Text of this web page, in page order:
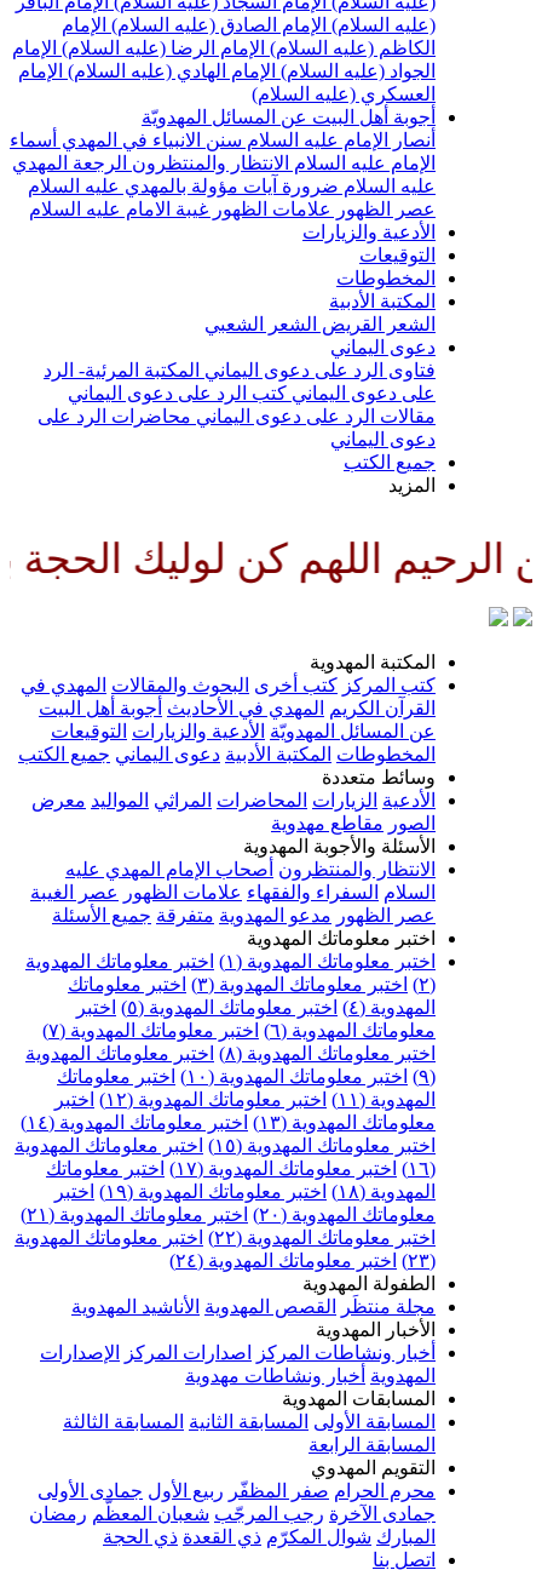
الإمام الصادق (عليه السلام) الإمام
(عليه السلام) الإمام الرضا (عليه السلام) الإمام
(عليه السلام) الإمام الهادي (عليه السلام) الإمام
(عليه السلام)
أهل البيت عن المسائل المهدويّة
الإمام عليه السلامسنن الانبياء في المهديأسماء
عليه السلامالانتظار والمنتظرونالرجعةالمهدي
السلام ضرورة آيات مؤولة بالمهدي عليه السلام
علامات الظهورغيبة الامام عليه السلام
والزيارات
الأدبية
الشعر الشعبي
اليماني
الرد على دعوى اليماني المكتبة المرئية- الرد
دعوى اليماني كتب الرد على دعوى اليماني
الرد على دعوى اليماني محاضرات الرد على
كن لوليك الحجة بن الحسن
المهدوية
كتب أخرى البحوث والمقالات المهدي في
المهدي في الأحاديث أجوبة أهل البيت
المسائل المهدويّة الأدعية والزيارات التوقيعات
المكتبة الأدبية دعوى اليماني جميع الكتب
متعددة
الزيارات المحاضرات المراثي المواليد معرض
مقاطع مهدوية
والأجوبة المهدوية
والمنتظرون أصحاب الإمام المهدي عليه
السفراء والفقهاء علامات الظهور عصر الغيبة
مدعو المهدوية متفرقة جميع الأسئلة
معلوماتك المهدوية
معلوماتك المهدوية (١)
اختبر معلوماتك المهدوية
اختبر معلوماتك المهدوية (٣)
اختبر معلوماتك
اختبر معلوماتك المهدوية (٥)
اختبر
المهدوية (٦)
اختبر معلوماتك المهدوية (٧)
معلوماتك المهدوية (٨)
اختبر معلوماتك المهدوية
اختبر معلوماتك المهدوية (١٠)
اختبر معلوماتك
اختبر معلوماتك المهدوية (١٢)
اختبر
المهدوية (١٣)
اختبر معلوماتك المهدوية (١٤)
معلوماتك المهدوية (١٥)
اختبر معلوماتك المهدوية
اختبر معلوماتك المهدوية (١٧)
اختبر معلوماتك
اختبر معلوماتك المهدوية (١٩)
اختبر
المهدوية (٢٠)
اختبر معلوماتك المهدوية (٢١)
معلوماتك المهدوية (٢٢)
اختبر معلوماتك المهدوية
اختبر معلوماتك المهدوية (٢٤)
المهدوية
منتظَر
القصص المهدوية الأناشيد المهدوية
المهدوية
ونشاطات المركز اصدارات المركز الإصدارات
أخبار ونشاطات مهدوية
المهدوية
الأولى المسابقة الثانية المسابقة الثالثة
الرابعة
المهدوي
الحرام
صفر المظفّر ربيع الأول جمادى الأولى
رجب المرجّب شعبان المعظّم رمضان
شوال المكرّم ذي القعدة ذي الحجة